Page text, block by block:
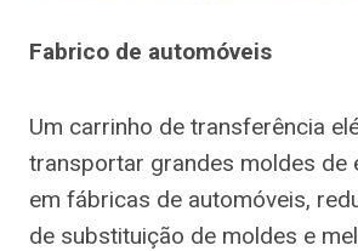
Fabrico de automóveis
Um carrinho de transferência
transportar grandes moldes de
em fábricas de automóveis,
de substituição de moldes e